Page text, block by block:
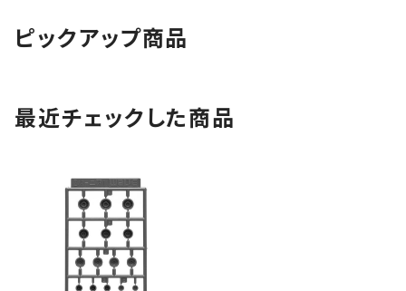
ピックアップ商品
最近チェックした商品